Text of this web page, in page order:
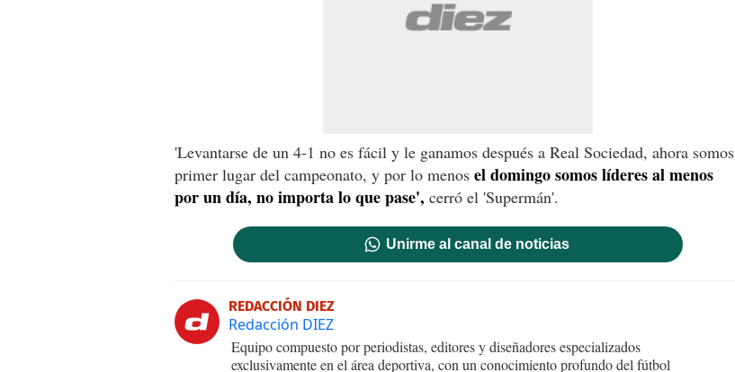
'Levantarse de un 4-1 no es fácil y le ganamos después a Real Sociedad, ahora somos
primer lugar del campeonato, y por lo menos el domingo somos líderes al menos
por un día, no importa lo que pase', cerró el 'Supermán'.
Unirme al canal de noticias
REDACCIÓN DIEZ
Redacción DIEZ
Equipo compuesto por periodistas, editores y diseñadores especializados
exclusivamente en el área deportiva, con un conocimiento profundo del fútbol